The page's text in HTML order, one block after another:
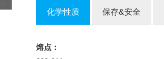
化学性质 保存&安全
熔点：